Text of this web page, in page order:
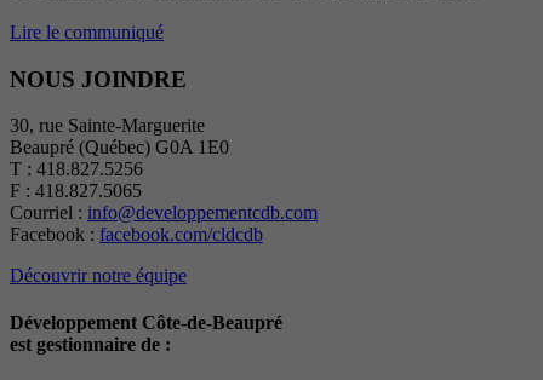
Lire le communiqué
NOUS JOINDRE
30, rue Sainte-Marguerite
Beaupré (Québec) G0A 1E0
T : 418.827.5256
F : 418.827.5065
Courriel : info@developpementcdb.com
Facebook : facebook.com/cldcdb
Découvrir notre équipe
Développement Côte-de-Beaupré
est gestionnaire de :